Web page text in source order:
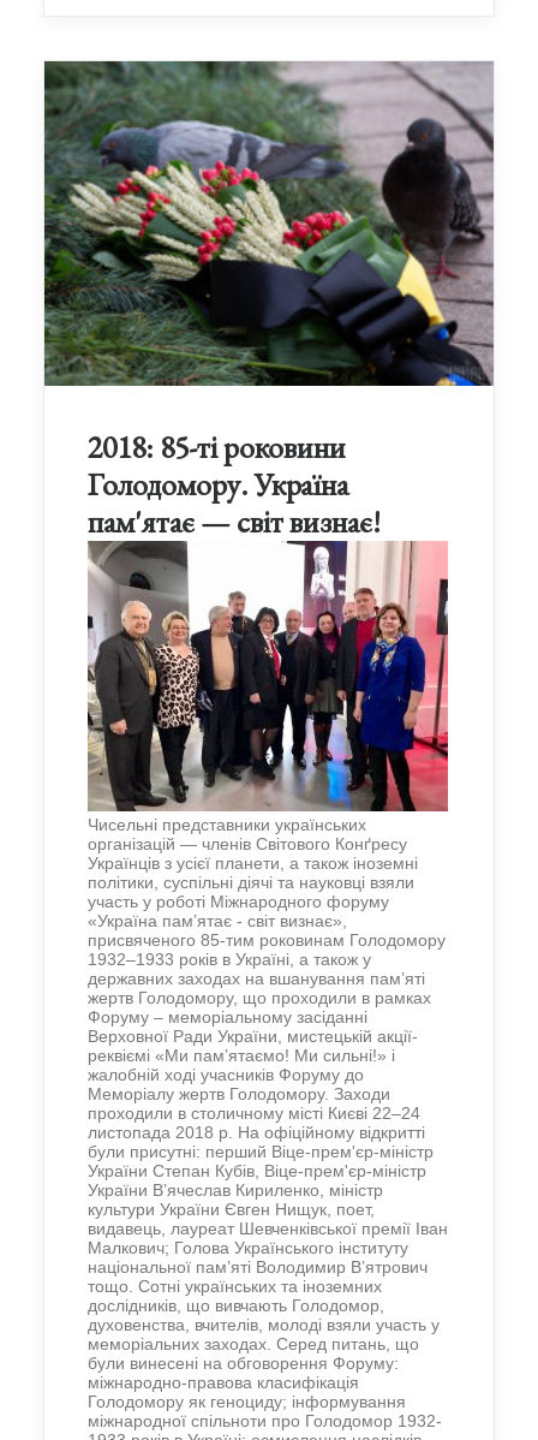
2018: 85-ті роковини
Голодомору. Україна
пам'ятає — світ визнає!
Чисельні представники українських
організацій — членів Світового Конґресу
Українців з усієї планети, а також іноземні
політики, суспільні діячі та науковці взяли
участь у роботі Міжнародного форуму
«Україна пам’ятає - світ визнає»,
присвяченого 85-тим роковинам Голодомору
1932–1933 років в Україні, а також у
державних заходах на вшанування пам’яті
жертв Голодомору, що проходили в рамках
Форуму – меморіальному засіданні
Верховної Ради України, мистецькій акції-
реквіємі «Ми пам’ятаємо! Ми сильні!» і
жалобній ході учасників Форуму до
Меморіалу жертв Голодомору. Заходи
проходили в столичному місті Києві 22–24
листопада 2018 р. На офіційному відкритті
були присутні: перший Віце-прем'єр-міністр
України Степан Кубів, Віце-прем'єр-міністр
України В’ячеслав Кириленко, міністр
культури України Євген Нищук, поет,
видавець, лауреат Шевченківської премії Іван
Малкович; Голова Українського інституту
національної пам’яті Володимир В’ятрович
тощо. Сотні українських та іноземних
дослідників, що вивчають Голодомор,
духовенства, вчителів, молоді взяли участь у
меморіальних заходах. Серед питань, що
були винесені на обговорення Форуму:
міжнародно-правова класифікація
Голодомору як геноциду; інформування
міжнародної спільноти про Голодомор 1932-